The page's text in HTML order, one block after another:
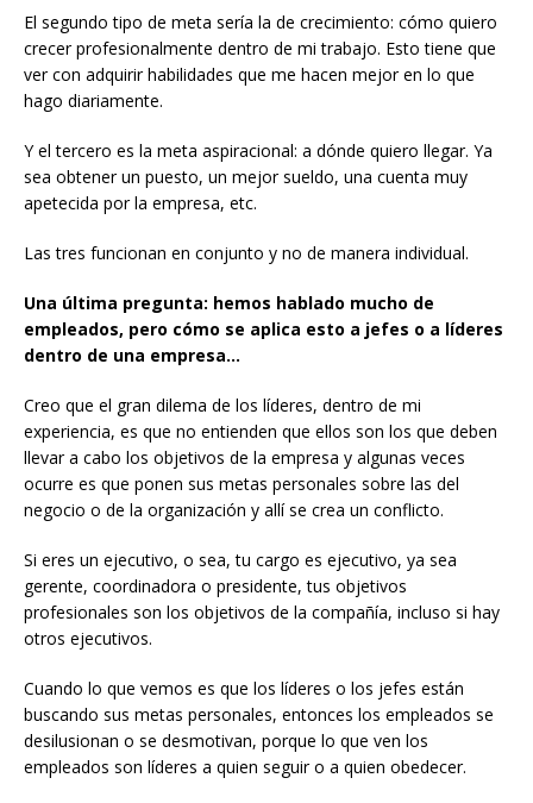
El segundo tipo de meta sería la de crecimiento: cómo quiero
crecer profesionalmente dentro de mi trabajo. Esto tiene que
ver con adquirir habilidades que me hacen mejor en lo que
hago diariamente.
Y el tercero es la meta aspiracional: a dónde quiero llegar. Ya
sea obtener un puesto, un mejor sueldo, una cuenta muy
apetecida por la empresa, etc.
Las tres funcionan en conjunto y no de manera individual.
Una última pregunta: hemos hablado mucho de
empleados, pero cómo se aplica esto a jefes o a líderes
dentro de una empresa…
Creo que el gran dilema de los líderes, dentro de mi
experiencia, es que no entienden que ellos son los que deben
llevar a cabo los objetivos de la empresa y algunas veces
ocurre es que ponen sus metas personales sobre las del
negocio o de la organización y allí se crea un conflicto.
Si eres un ejecutivo, o sea, tu cargo es ejecutivo, ya sea
gerente, coordinadora o presidente, tus objetivos
profesionales son los objetivos de la compañía, incluso si hay
otros ejecutivos.
Cuando lo que vemos es que los líderes o los jefes están
buscando sus metas personales, entonces los empleados se
desilusionan o se desmotivan, porque lo que ven los
empleados son líderes a quien seguir o a quien obedecer.